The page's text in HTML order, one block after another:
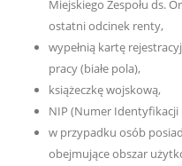
Miejskiego Zespołu ds.
ostatni odcinek renty,
wypełnią kartę
pracy (białe pola),
książeczkę wojskową,
NIP (Numer
w przypadku osób
obejmujące obszar